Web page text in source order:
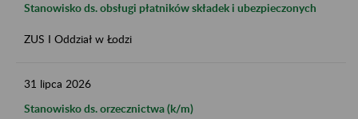
Stanowisko ds. obsługi płatników składek i ubezpieczonych
ZUS I Oddział w Łodzi
31 lipca 2026
Stanowisko ds. orzecznictwa (k/m)